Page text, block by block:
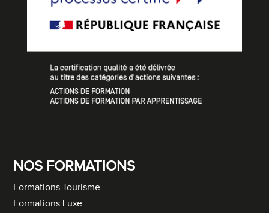
NOS FORMATIONS
Formations Tourisme
Formations Luxe